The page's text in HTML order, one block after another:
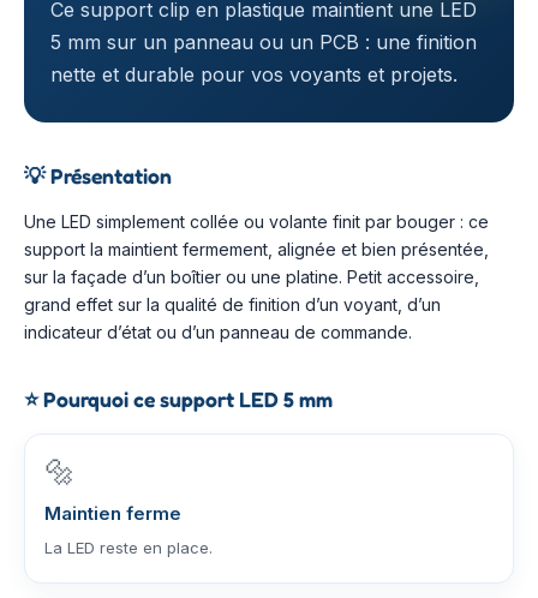
Ce support clip en plastique maintient une LED
5 mm sur un panneau ou un PCB : une finition
nette et durable pour vos voyants et projets.
💡Présentation
Une LED simplement collée ou volante finit par bouger : ce
support la maintient fermement, alignée et bien présentée,
sur la façade d’un boîtier ou une platine. Petit accessoire,
grand effet sur la qualité de finition d’un voyant, d’un
indicateur d’état ou d’un panneau de commande.
⭐Pourquoi ce support LED 5 mm
🔩
Maintien ferme
La LED reste en place.